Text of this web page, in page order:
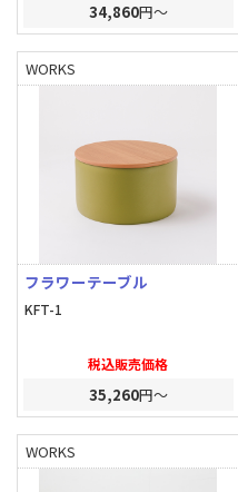
34,860円～
WORKS
フラワーテーブル
KFT-1
税込販売価格
35,260円～
WORKS